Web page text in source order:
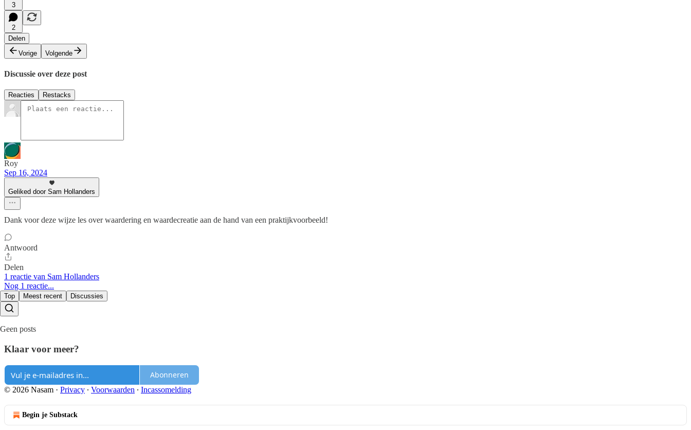
3
2
Delen
Vorige
Volgende
Discussie over deze post
Reacties Restacks
Roy
Sep 16, 2024
Geliked door Sam Hollanders
Dank voor deze wijze les over waardering en waardecreatie aan de hand van een praktijkvoorbeeld!
Antwoord
Delen
1 reactie van Sam Hollanders
Nog 1 reactie...
Top Meest recent Discussies
Geen posts
Klaar voor meer?
Abonneren
© 2026 Nasam · Privacy ∙ Voorwaarden ∙ Incassomelding
Begin je Substack